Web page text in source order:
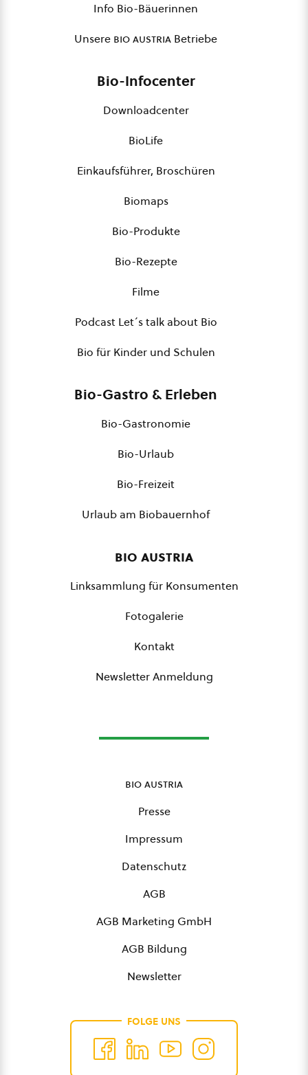
Info Bio-Bäuerinnen
Unsere bio austria Betriebe
Bio-Infocenter
Downloadcenter
BioLife
Einkaufsführer, Broschüren
Biomaps
Bio-Produkte
Bio-Rezepte
Filme
Podcast Let´s talk about Bio
Bio für Kinder und Schulen
Bio-Gastro & Erleben
Bio-Gastronomie
Bio-Urlaub
Bio-Freizeit
Urlaub am Biobauernhof
bio austria
Linksammlung für Konsumenten
Fotogalerie
Kontakt
Newsletter Anmeldung
bio austria
Presse
Impressum
Datenschutz
AGB
AGB Marketing GmbH
AGB Bildung
Newsletter
FOLGE UNS